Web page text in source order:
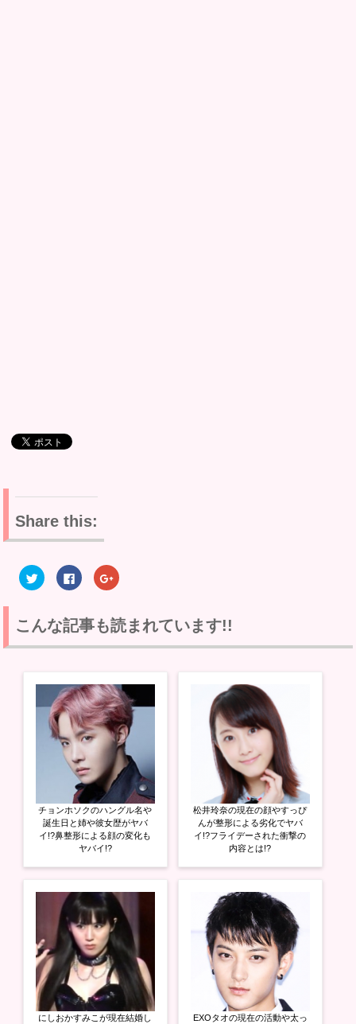
Share this:
ク
リ
て
T
i
共
有
ウ
で
開
き
ま
F
a
o
o
で
る
に
は
ク
リ
ッ
ク
し
て
く
だ
さ
い
(
新
し
い
ウ
ン
ウ
で
開
き
ま
す
)
ク
リ
て
G
o
+
で
共
有
(
新
し
い
ウ
ィ
ン
ウ
で
開
き
ま
こんな記事も読まれています!!
チョンホソクのハングル名や
誕生日と姉や彼女歴がヤバ
イ!?鼻整形による顔の変化も
ヤバイ!?
にしおかすみこが現在結婚し
松井玲奈の現在の顔やすっぴ
んが整形による劣化でヤバ
イ!?フライデーされた衝撃の
内容とは!?
EXOタオの現在の活動や太っ